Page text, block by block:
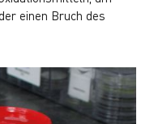
einen Bruch des